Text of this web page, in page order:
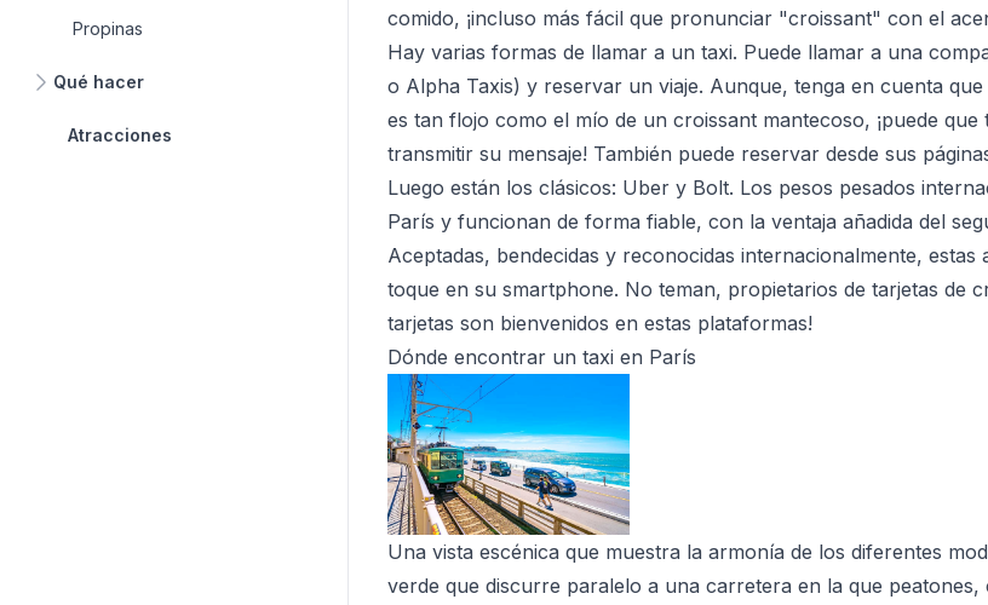
Propinas
Qué hacer
Atracciones
comido, ¡incluso más fácil que pronunciar "croissant" con el
Hay varias formas de llamar a un taxi. Puede llamar a una
o Alpha Taxis) y reservar un viaje. Aunque, tenga en cuenta
es tan flojo como el mío de un croissant mantecoso, ¡puede
transmitir su mensaje! También puede reservar desde sus
Luego están los clásicos: Uber y Bolt. Los pesos pesados
París y funcionan de forma fiable, con la ventaja añadida del
Aceptadas, bendecidas y reconocidas internacionalmente, estas
toque en su smartphone. No teman, propietarios de tarjetas de
tarjetas son bienvenidos en estas plataformas!
Dónde encontrar un taxi en París
Una vista escénica que muestra la armonía de los diferentes
verde que discurre paralelo a una carretera en la que